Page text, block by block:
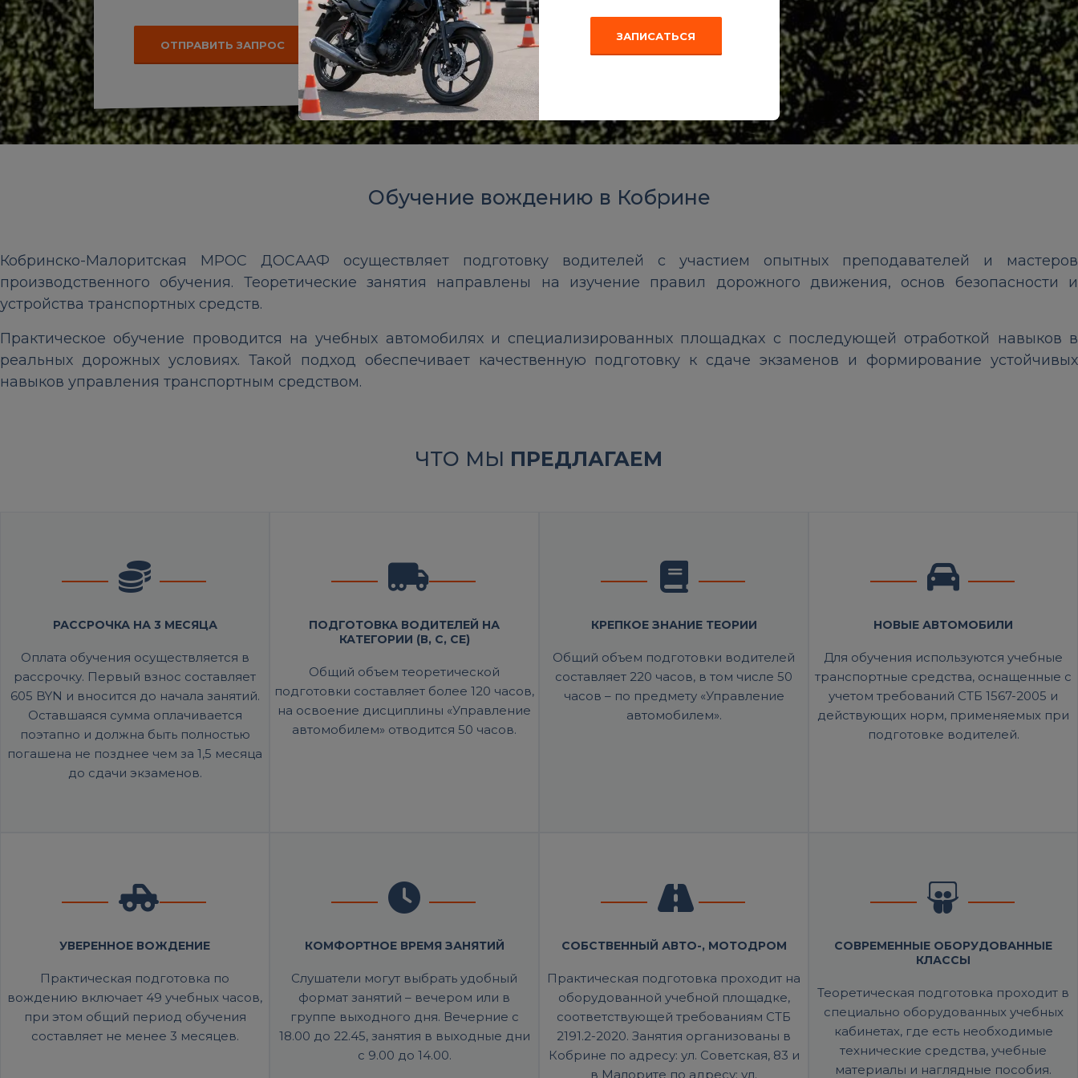
ОТПРАВИТЬ ЗАПРОС
Обучение вождению в Кобрине
Кобринско-Малоритская МРОС ДОСААФ осуществляет подготовку водителей с участием опытных преподавателей и мастеров
производственного обучения. Теоретические занятия направлены на изучение правил дорожного движения, основ безопасности и
устройства транспортных средств.
Практическое обучение проводится на учебных автомобилях и специализированных площадках с последующей отработкой навыков в
реальных дорожных условиях. Такой подход обеспечивает качественную подготовку к сдаче экзаменов и формирование устойчивых
навыков управления транспортным средством.
ЧТО МЫ ПРЕДЛАГАЕМ
РАССРОЧКА НА 3 МЕСЯЦА
Оплата обучения осуществляется в
рассрочку. Первый взнос составляет
605 BYN и вносится до начала занятий.
Оставшаяся сумма оплачивается
поэтапно и должна быть полностью
погашена не позднее чем за 1,5 месяца
до сдачи экзаменов.
ПОДГОТОВКА ВОДИТЕЛЕЙ НА
КАТЕГОРИИ (В, С, СЕ)
Общий объем теоретической
подготовки составляет более 120 часов,
на освоение дисциплины «Управление
автомобилем» отводится 50 часов.
КРЕПКОЕ ЗНАНИЕ ТЕОРИИ
Общий объем подготовки водителей
составляет 220 часов, в том числе 50
часов – по предмету «Управление
автомобилем».
НОВЫЕ АВТОМОБИЛИ
Для обучения используются учебные
транспортные средства, оснащенные с
учетом требований СТБ 1567-2005 и
действующих норм, применяемых при
подготовке водителей.
УВЕРЕННОЕ ВОЖДЕНИЕ
Практическая подготовка по
вождению включает 49 учебных часов,
при этом общий период обучения
составляет не менее 3 месяцев.
КОМФОРТНОЕ ВРЕМЯ ЗАНЯТИЙ
Слушатели могут выбрать удобный
формат занятий – вечером или в
группе выходного дня. Вечерние с
18.00 до 22.45, занятия в выходные дни
с 9.00 до 14.00.
СОБСТВЕННЫЙ АВТО-, МОТОДРОМ
Практическая подготовка проходит на
оборудованной учебной площадке,
соответствующей требованиям СТБ
2191.2-2020. Занятия организованы в
Кобрине по адресу: ул. Советская, 83 и
в Малорите по адресу: ул.
СОВРЕМЕННЫЕ ОБОРУДОВАННЫЕ
КЛАССЫ
Теоретическая подготовка проходит в
специально оборудованных учебных
кабинетах, где есть необходимые
технические средства, учебные
материалы и наглядные пособия.
ЗАПИСАТЬСЯ